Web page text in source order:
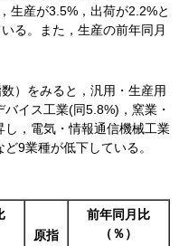
生産が3.5%，出荷が2.2%と
る。また，生産の前年同月
）をみると，汎用・生産用
イス工業(同5.8%)，窯業・
，電気・情報通信機械工業
9業種が低下している。
原指
前年同月比
（％）